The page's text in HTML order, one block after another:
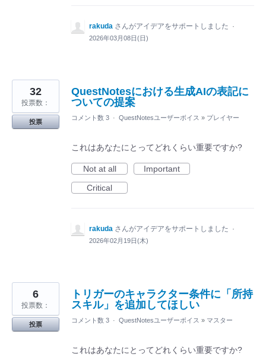
rakuda さんがアイデアをサポートしました ·
2026年03月08日(日)
QuestNotesにおける生成AIの表記に
ついての提案
32
投票数：
投票
コメント数 3 · QuestNotesユーザーボイス » プレイヤー
これはあなたにとってどれくらい重要ですか?
Not at all
Important
Critical
rakuda さんがアイデアをサポートしました ·
2026年02月19日(木)
トリガーのキャラクター条件に「所持
スキル」を追加してほしい
6
投票数：
投票
コメント数 3 · QuestNotesユーザーボイス » マスター
これはあなたにとってどれくらい重要ですか?